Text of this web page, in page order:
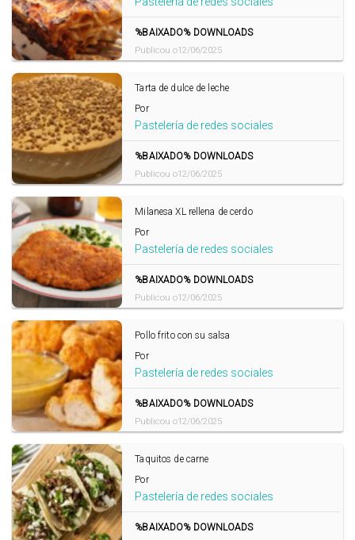
%BAIXADO% DOWNLOADS
Publicou o12/06/2025
Tarta de dulce de leche
Por
Pastelería de redes sociales
%BAIXADO% DOWNLOADS
Publicou o12/06/2025
Milanesa XL rellena de cerdo
Por
Pastelería de redes sociales
%BAIXADO% DOWNLOADS
Publicou o12/06/2025
Pollo frito con su salsa
Por
Pastelería de redes sociales
%BAIXADO% DOWNLOADS
Publicou o12/06/2025
Taquitos de carne
Por
Pastelería de redes sociales
%BAIXADO% DOWNLOADS